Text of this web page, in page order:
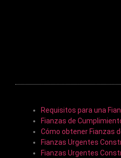
Requisitos para una
Fianzas de
Cómo obtener Fianzas
Fianzas Urgentes
Fianzas Urgentes